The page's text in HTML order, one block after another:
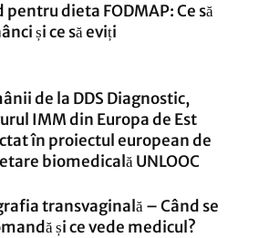
pentru dieta FODMAP: Ce să
și ce să eviți
de la DDS Diagnostic,
IMM din Europa de Est
în proiectul european de
biomedicală UNLOOC
transvaginală – Când se
și ce vede medicul?